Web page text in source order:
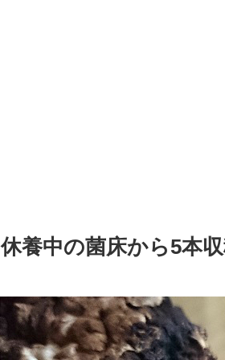
休養中の菌床から5本